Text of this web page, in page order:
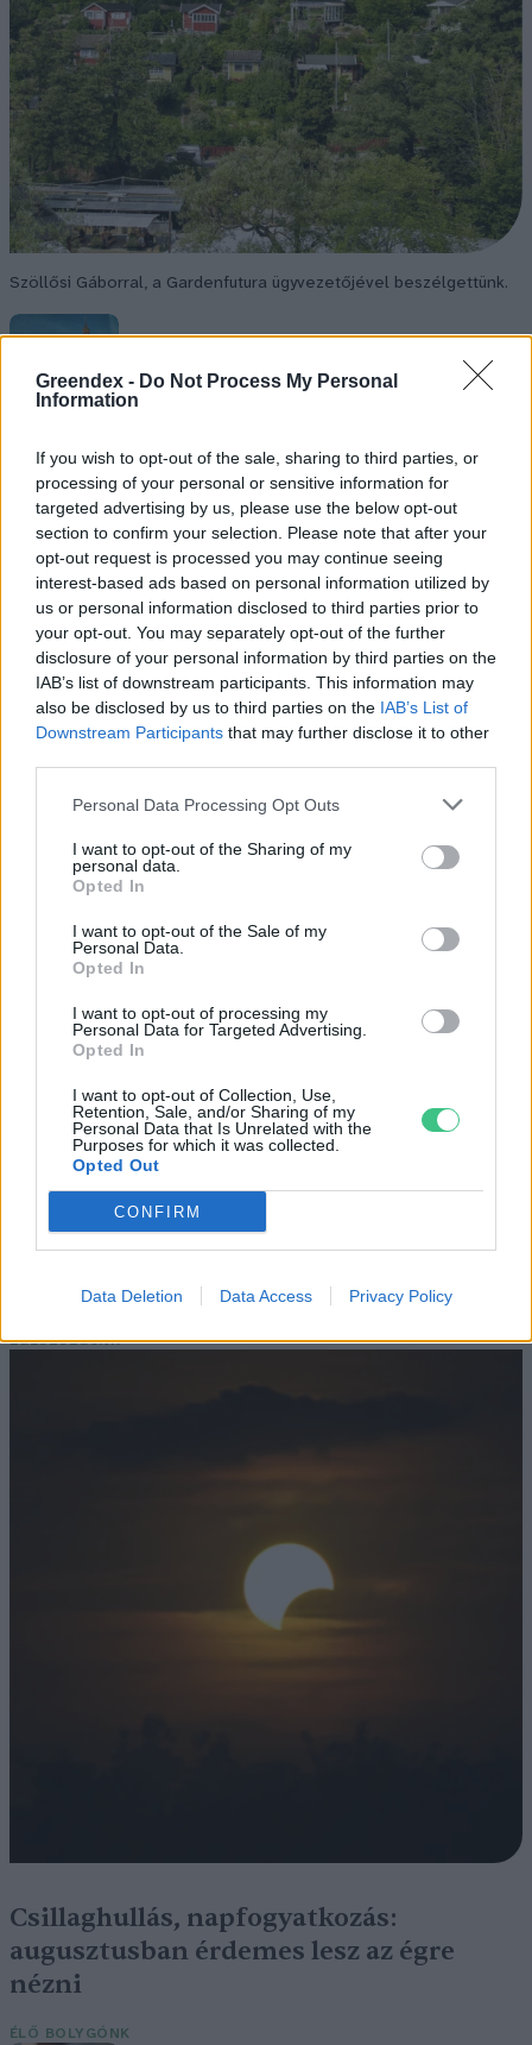
Greendex - Do Not Process My Personal
Information
If you wish to opt-out of the sale, sharing to third parties, or
processing of your personal or sensitive information for
targeted advertising by us, please use the below opt-out
section to confirm your selection. Please note that after your
opt-out request is processed you may continue seeing
interest-based ads based on personal information utilized by
us or personal information disclosed to third parties prior to
your opt-out. You may separately opt-out of the further
disclosure of your personal information by third parties on the
IAB’s list of downstream participants. This information may
also be disclosed by us to third parties on the IAB’s List of
Downstream Participants that may further disclose it to other
Personal Data Processing Opt Outs
I want to opt-out of the Sharing of my
personal data.
Opted In
I want to opt-out of the Sale of my
Personal Data.
Opted In
I want to opt-out of processing my
Personal Data for Targeted Advertising.
Opted In
I want to opt-out of Collection, Use,
Retention, Sale, and/or Sharing of my
Personal Data that Is Unrelated with the
Purposes for which it was collected.
Opted Out
CONFIRM
Data Deletion Data Access Privacy Policy
Szöllősi Gáborral, a Gardenfutura ügyvezetőjével beszélgettünk.
Történelmi aszály sújtja Nagy-
Britanniát is
Elképesztő felvétel mutatja meg,
mekkora a különbség az áradó és a
kiszáradó Duna között
ÉLŐ BOLYGÓNK
Még Paks kiesését is áthidalhatná a
megfelelő energiatárolás
ENERGIA
Minden évszázadra jutott egy
„szuperaszály”, az idei év mégis más
AGRÁRIUM
Miért viseli meg az embert a hőség és
mit tehetünk ellene?
EGÉSZSÉGÜNK
Csillaghullás, napfogyatkozás:
augusztusban érdemes lesz az égre
nézni
ÉLŐ BOLYGÓNK